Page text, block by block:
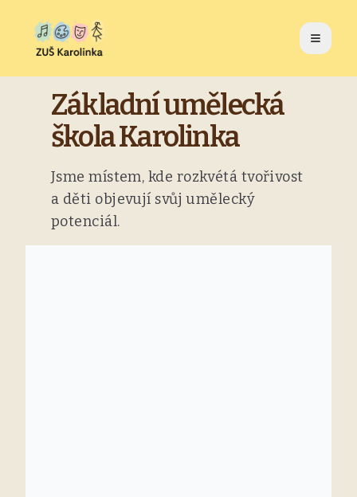
Otevřít
Základní umělecká
škola Karolinka
Jsme místem, kde rozkvétá tvořivost
a děti objevují svůj umělecký
potenciál.